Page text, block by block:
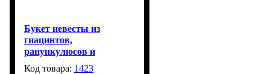
Букет невесты из
гиацинтов,
ранункулюсов и
тюльпанов
1423